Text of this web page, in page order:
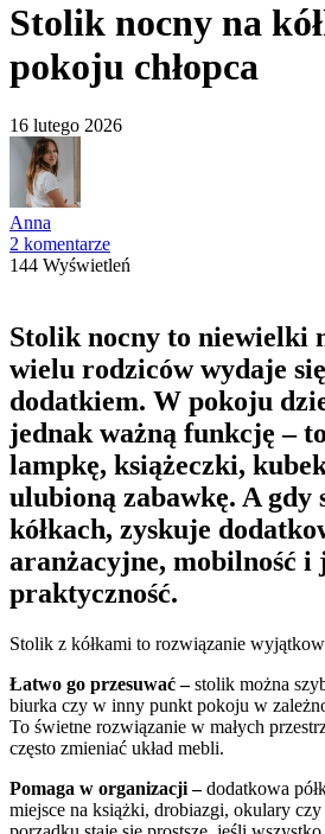
Stolik nocny na
pokoju chłopca
16 lutego 2026
Anna
2 komentarze
144 Wyświetleń
Stolik nocny to niewielki
wielu rodziców wydaje
dodatkiem. W pokoju
jednak ważną funkcję –
lampkę, książeczki,
ulubioną zabawkę. A gdy
kółkach, zyskuje
aranżacyjne, mobilność i
praktyczność.
Stolik z kółkami to rozwiązanie
Łatwo go przesuwać –stolik można
biurka czy w inny punkt pokoju w
To świetne rozwiązanie w małych
często zmieniać układ mebli.
Pomaga w organizacji –dodatkowa
miejsce na książki, drobiazgi, okulary